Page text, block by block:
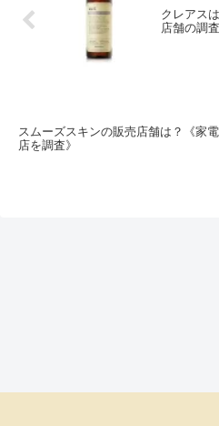
クレアス
店舗の調査
スムーズスキンの販売店舗は？《家
店を調査》